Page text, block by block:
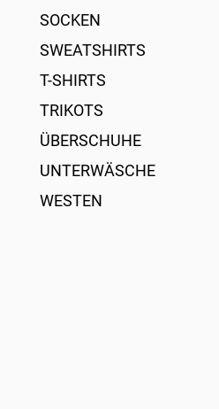
SOCKEN
SWEATSHIRTS
T-SHIRTS
TRIKOTS
ÜBERSCHUHE
UNTERWÄSCHE
WESTEN